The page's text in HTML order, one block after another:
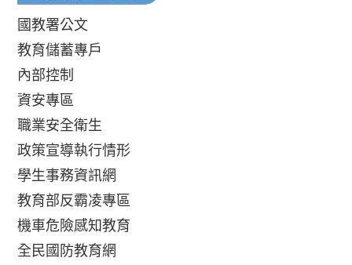
國教署公文
教育儲蓄專戶
內部控制
資安專區
職業安全衛生
政策宣導執行情形
學生事務資訊網
教育部反霸凌專區
機車危險感知教育
全民國防教育網